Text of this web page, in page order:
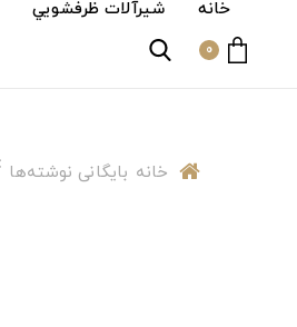
خانه شیرآلات ظرفشويي
0
خانه بایگانی نوشته‌ها